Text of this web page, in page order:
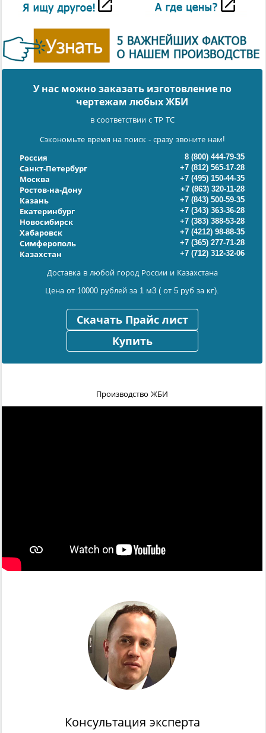
У нас можно заказать изготовление по
чертежам любых ЖБИ
в соответствии с ТР ТС
Сэкономьте время на поиск - сразу звоните нам!
Россия
8 (800) 444-79-35
Санкт-Петербург
+7 (812) 565-17-28
Москва
+7 (495) 150-44-35
Ростов-на-Дону
+7 (863) 320-11-28
Казань
+7 (843) 500-59-35
Екатеринбург
+7 (343) 363-36-28
Новосибирск
+7 (383) 388-53-28
Хабаровск
+7 (4212) 98-88-35
Симферополь
+7 (365) 277-71-28
Казахстан
+7 (712) 312-32-06
Доставка в любой город России и Казахстана
Цена от 10000 рублей за 1 м3 ( от 5 руб за кг).
Скачать Прайс лист
Купить
Производство ЖБИ
Консультация эксперта